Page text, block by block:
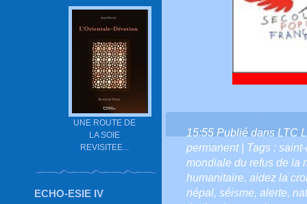
UNE ROUTE DE
LA SOIE
REVISITEE...
ECHO-ESIE IV
15:55 Publié dans LTC
permanent| Tags :
mondiale du refus de la
humanitaire, aidez la
népal, séisme, alerte,